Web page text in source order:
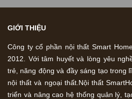
GIỚI THIỆU
Công ty cổ phần nội thất Smart
2012. Với tâm huyết và lòng yêu
trẻ, năng động và đầy sáng tạo trong
nội thất và ngoại thất.Nội thất
triển và nâng cao hệ thống quản lý,